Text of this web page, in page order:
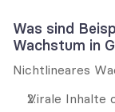
Was sind
Wachstum in
Nichtlineares
Virale Inhalte